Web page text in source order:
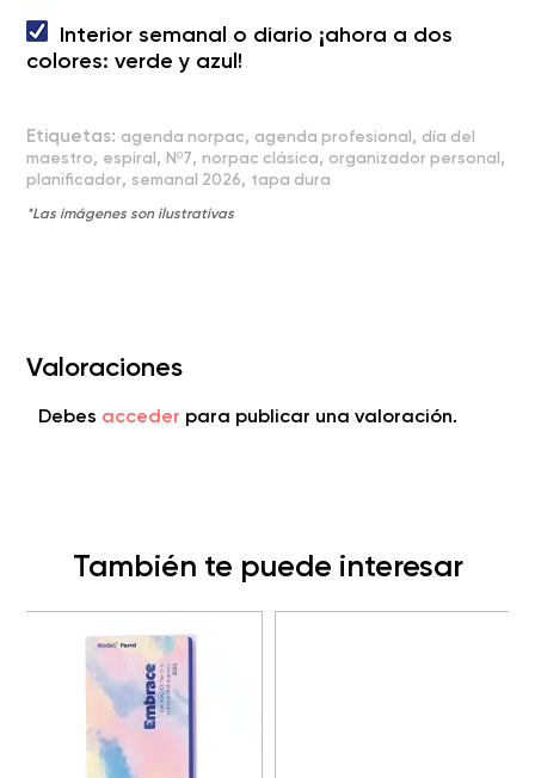
Interior semanal o diario ¡ahora a dos
colores: verde y azul!
Etiquetas: agenda norpac, agenda profesional, día del
maestro, espiral,Nº7,norpac clásica, organizador personal,
planificador,semanal 2026, tapa dura
Valoraciones
Debes acceder para publicar una valoración.
También te puede interesar